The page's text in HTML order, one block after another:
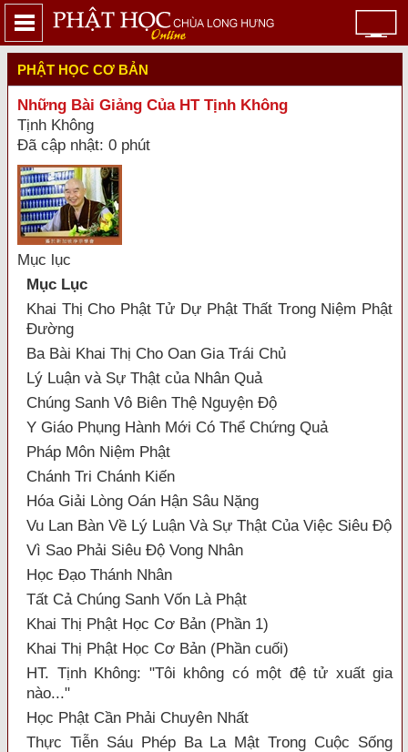
PHẬT HỌC CƠ BẢN
Những Bài Giảng Của HT Tịnh Không
Tịnh Không
Đã cập nhật: 0 phút
Mục lục
Mục Lục
Khai Thị Cho Phật Tử Dự Phật Thất Trong Niệm Phật
Ðường
Ba Bài Khai Thị Cho Oan Gia Trái Chủ
Lý Luận và Sự Thật của Nhân Quả
Chúng Sanh Vô Biên Thệ Nguyện Độ
Y Giáo Phụng Hành Mới Có Thể Chứng Quả
Pháp Môn Niệm Phật
Chánh Tri Chánh Kiến
Hóa Giải Lòng Oán Hận Sâu Nặng
Vu Lan Bàn Về Lý Luận Và Sự Thật Của Việc Siêu Độ
Vì Sao Phải Siêu Độ Vong Nhân
Học Đạo Thánh Nhân
Tất Cả Chúng Sanh Vốn Là Phật
Khai Thị Phật Học Cơ Bản (Phần 1)
Khai Thị Phật Học Cơ Bản (Phần cuối)
HT. Tịnh Không: "Tôi không có một đệ tử xuất gia
nào..."
Học Phật Cần Phải Chuyên Nhất
Thực Tiễn Sáu Phép Ba La Mật Trong Cuộc Sống